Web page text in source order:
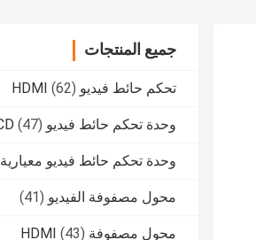
جميع المنتجات
تحكم حائط فيديو HDMI (62)
وحدة تحكم حائط فيديو LCD (47)
وحدة تحكم حائط فيديو معيارية
محول مصفوفة الفيديو (41)
محول مصفوفة HDMI (43)